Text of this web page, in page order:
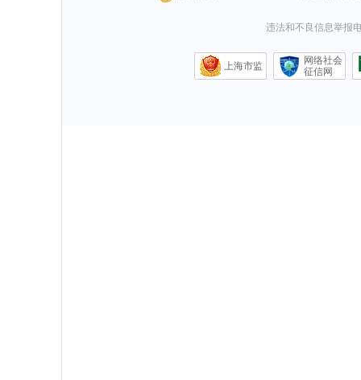
违法和不良信息举报
上海市监
网络社会
征信网